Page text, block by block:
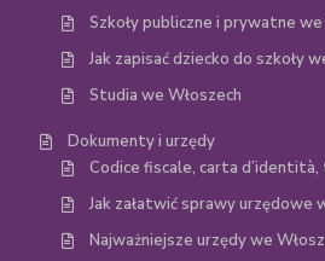
Szkoły publiczne i prywatne we
Jak zapisać dziecko do szkoły
Studia we Włoszech
Dokumenty i urzędy
Codice fiscale, carta
Jak załatwić sprawy urzędowe
Najważniejsze urzędy we